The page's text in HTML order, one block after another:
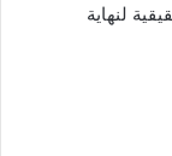
لنهاية